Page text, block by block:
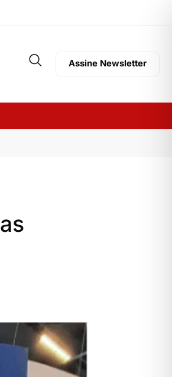
Assine Newsletter